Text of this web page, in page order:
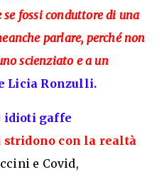
fossi conduttore di una
parlare, perché non
scienziato e a un
Licia Ronzulli.
idioti gaffe
stridono con la realtà
e Covid,